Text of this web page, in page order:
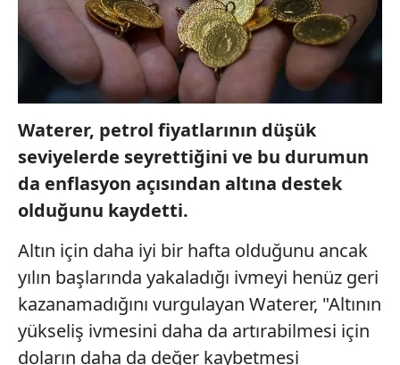
Waterer, petrol fiyatlarının düşük
seviyelerde seyrettiğini ve bu durumun
da enflasyon açısından altına destek
olduğunu kaydetti.
Altın için daha iyi bir hafta olduğunu ancak
yılın başlarında yakaladığı ivmeyi henüz geri
kazanamadığını vurgulayan Waterer, "Altının
yükseliş ivmesini daha da artırabilmesi için
doların daha da değer kaybetmesi